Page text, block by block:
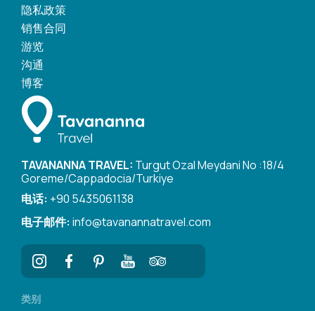
隐私政策
销售合同
游览
沟通
博客
TAVANANNA TRAVEL: Turgut Ozal Meydani No :18/4
Goreme/Cappadocia/Turkiye
电话: +90 5435061138
电子邮件: info@tavanannatravel.com
类别